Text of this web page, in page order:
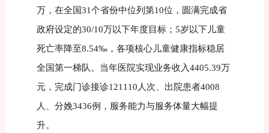
万，在全国31个省份中位列第10位，圆满完成省
政府设定的30/10万以下年度目标；5岁以下儿童
死亡率降至8.54‰，各项核心儿童健康指标稳居
全国第一梯队。当年医院实现业务收入4405.39万
元，完成门诊接诊121110人次、出院患者4008
人、分娩3436例，服务能力与服务体量大幅提
升。